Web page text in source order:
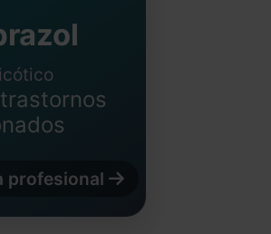
profesional